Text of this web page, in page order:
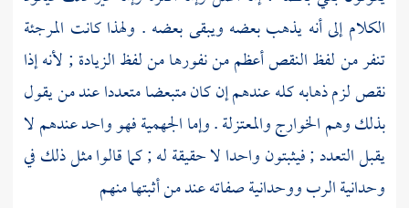
الكلام إلى أنه يذهب بعضه ويبقى بعضه . ولهذا كانت المرجئة
تنفر من لفظ النقص أعظم من نفورها من لفظ الزيادة ; لأنه إذا
نقص لزم ذهابه كله عندهم إن كان متبعضا متعددا عند من يقول
بذلك وهمالخوارجوالمعتزلة. وإماالجهميةفهو واحد عندهم لا
يقبل التعدد ; فيثبتون واحدا لا حقيقة له ; كما قالوا مثل ذلك في
وحدانية الرب ووحدانية صفاته عند من أثبتها منهم